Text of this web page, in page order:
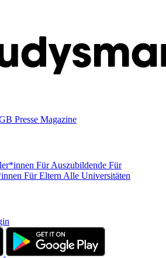
Presse Magazine
Für Auszubildende Für
Für Eltern Alle Universitäten